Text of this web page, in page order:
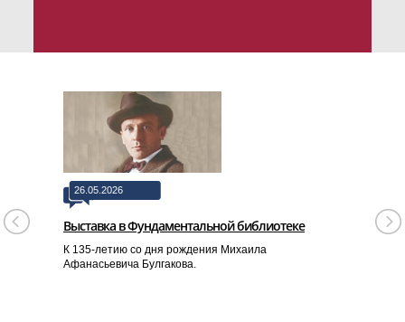
26.05.2026
Выставка в Фундаментальной библиотеке
К 135-летию со дня рождения Михаила
Афанасьевича Булгакова.